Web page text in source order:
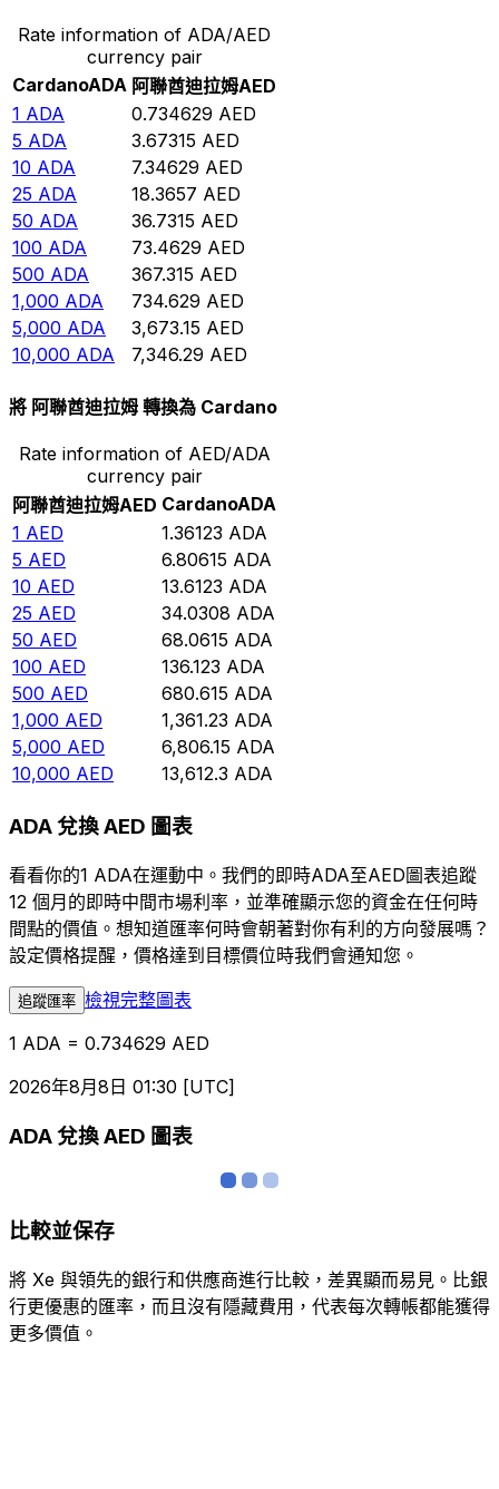
Rate information of ADA/AED
currency pair
CardanoADA 阿聯酋迪拉姆AED
1 ADA 0.734629 AED
5 ADA 3.67315 AED
10 ADA 7.34629 AED
25 ADA 18.3657 AED
50 ADA 36.7315 AED
100 ADA 73.4629 AED
500 ADA 367.315 AED
1,000 ADA 734.629 AED
5,000 ADA 3,673.15 AED
10,000 ADA 7,346.29 AED
將 阿聯酋迪拉姆 轉換為 Cardano
Rate information of AED/ADA
currency pair
阿聯酋迪拉姆AED CardanoADA
1 AED 1.36123 ADA
5 AED 6.80615 ADA
10 AED 13.6123 ADA
25 AED 34.0308 ADA
50 AED 68.0615 ADA
100 AED 136.123 ADA
500 AED 680.615 ADA
1,000 AED 1,361.23 ADA
5,000 AED 6,806.15 ADA
10,000 AED 13,612.3 ADA
ADA 兌換 AED 圖表
看看你的1 ADA在運動中。我們的即時ADA至AED圖表追蹤
12 個月的即時中間市場利率，並準確顯示您的資金在任何時
間點的價值。想知道匯率何時會朝著對你有利的方向發展嗎？
設定價格提醒，價格達到目標價位時我們會通知您。
追蹤匯率 檢視完整圖表
1 ADA = 0.734629 AED
2026年8月8日 01:30 [UTC]
ADA 兌換 AED 圖表
比較並保存
將 Xe 與領先的銀行和供應商進行比較，差異顯而易見。比銀
行更優惠的匯率，而且沒有隱藏費用，代表每次轉帳都能獲得
更多價值。